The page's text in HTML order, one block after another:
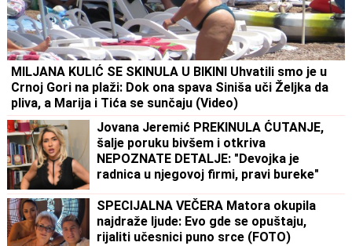
MILJANA KULIĆ SE SKINULA U BIKINI Uhvatili smo je u
Crnoj Gori na plaži: Dok ona spava Siniša uči Željka da
pliva, a Marija i Tića se sunčaju (Video)
Jovana Jeremić PREKINULA ĆUTANJE,
šalje poruku bivšem i otkriva
NEPOZNATE DETALJE: "Devojka je
radnica u njegovoj firmi, pravi bureke"
SPECIJALNA VEČERA Matora okupila
najdraže ljude: Evo gde se opuštaju,
rijaliti učesnici puno srce (FOTO)